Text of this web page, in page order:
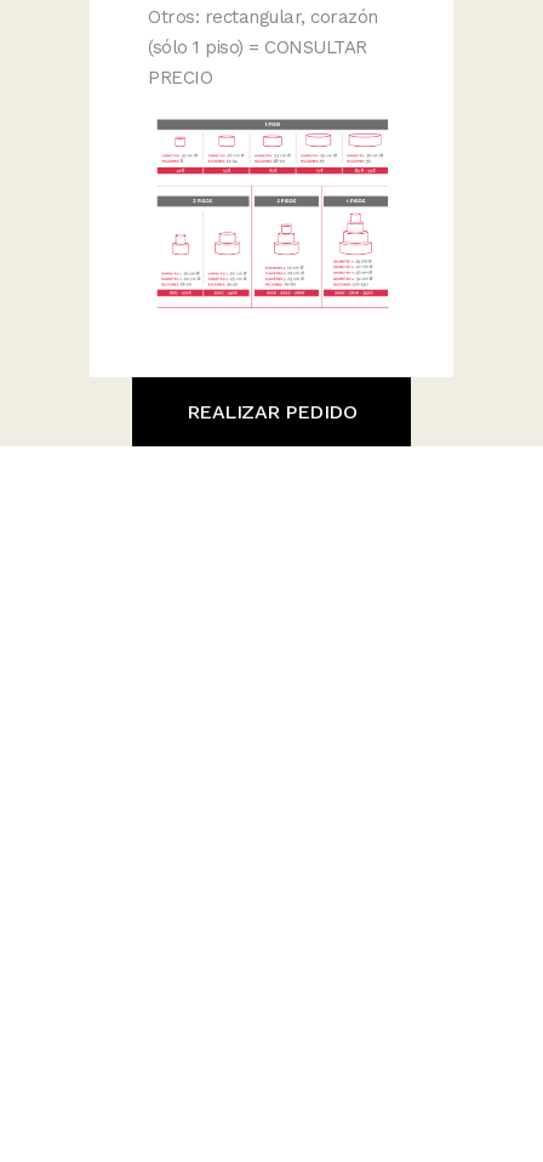
Otros: rectangular, corazón
(sólo 1 piso) = CONSULTAR
PRECIO
REALIZAR PEDIDO